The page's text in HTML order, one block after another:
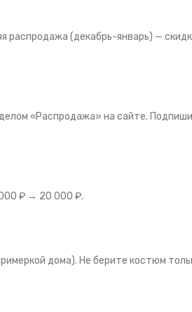
распродажа (декабрь-январь) —
«Распродажа» на сайте.
₽ → 20 000 ₽.
дома). Не берите костюм